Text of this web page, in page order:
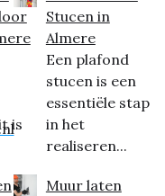
is
Stucen in
Almere
Een plafond
stucen is een
essentiële stap
in het
realiseren...
Muur laten